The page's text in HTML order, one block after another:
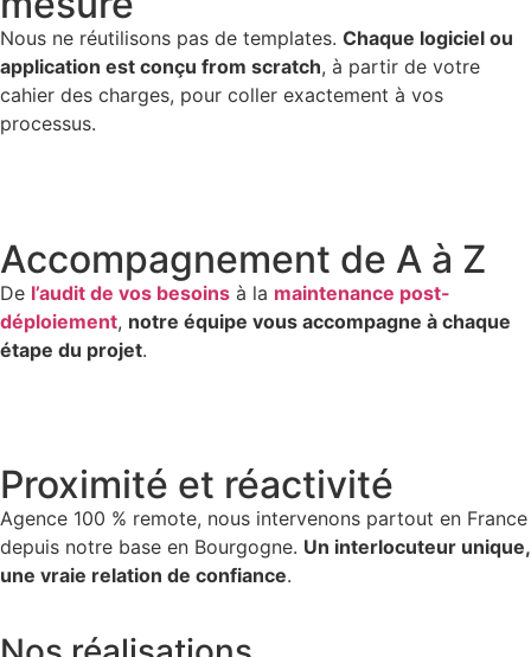
Nous ne réutilisons pas de templates. Chaque logiciel ou
application est conçu from scratch, à partir de votre
cahier des charges, pour coller exactement à vos
processus.
Accompagnement de A à Z
De l’audit de vos besoins à la maintenance post-
déploiement, notre équipe vous accompagne à chaque
étape du projet.
Proximité et réactivité
Agence 100 % remote, nous intervenons partout en France
depuis notre base en Bourgogne. Un interlocuteur unique,
une vraie relation de confiance.